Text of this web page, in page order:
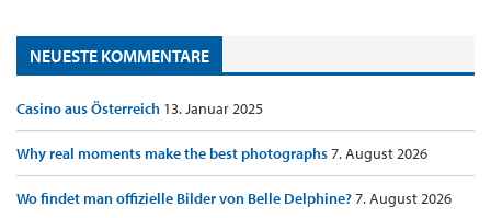
NEUESTE KOMMENTARE
Casino aus Österreich 13. Januar 2025
Why real moments make the best photographs7. August 2026
Wo findet man offizielle Bilder von Belle Delphine?7. August 2026